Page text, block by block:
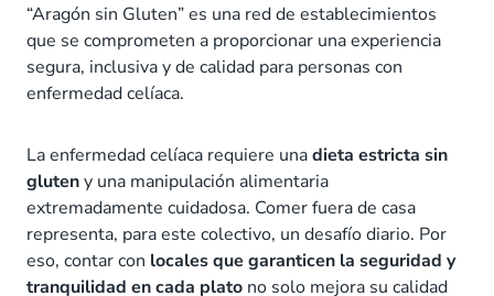
“Aragón sin Gluten” es una red de establecimientos
que se comprometen a proporcionar una experiencia
segura, inclusiva y de calidad para personas con
enfermedad celíaca.
La enfermedad celíaca requiere unadieta estricta sin
gluteny una manipulación alimentaria
extremadamente cuidadosa. Comer fuera de casa
representa, para este colectivo, un desafío diario. Por
eso, contar con locales que garanticen la seguridad y
tranquilidad en cada plato no solo mejora su calidad